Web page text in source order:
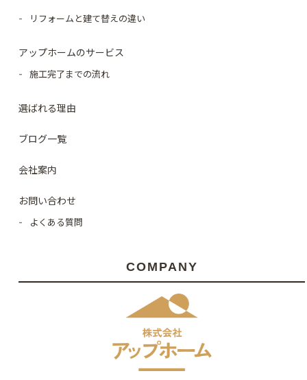
リフォームと建て替えの違い
アップホームのサービス
施工完了までの流れ
選ばれる理由
ブログ一覧
会社案内
お問い合わせ
よくある質問
COMPANY